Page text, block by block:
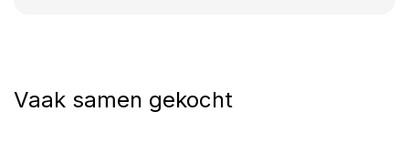
Vaak samen gekocht